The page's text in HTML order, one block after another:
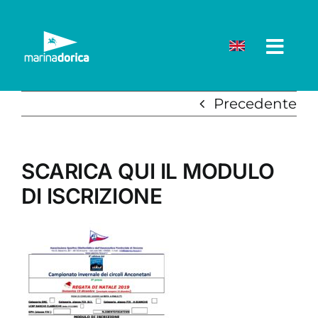
contenuto
Precedente
SCARICA QUI IL MODULO
DI ISCRIZIONE